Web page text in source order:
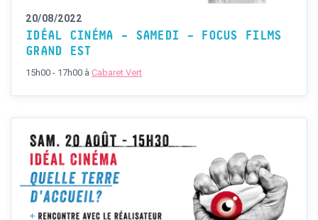
20/08/2022
IDÉAL CINÉMA – SAMEDI – FOCUS FILMS
GRAND EST
15h00 - 17h00 à Cabaret Vert